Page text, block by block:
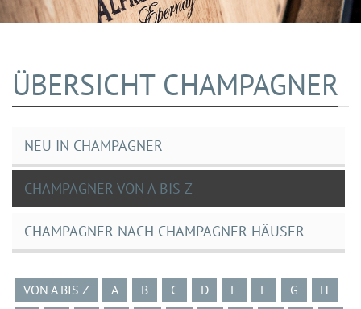
ÜBERSICHT CHAMPAGNER
NEU IN CHAMPAGNER
CHAMPAGNER VON A BIS Z
CHAMPAGNER NACH CHAMPAGNER-HÄUSER
VON A BIS Z A B C D E F G
H